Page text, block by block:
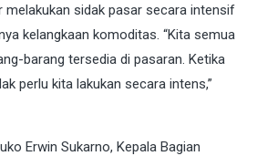
melakukan sidak pasar secara intensif
kelangkaan komoditas. “Kita semua
barang tersedia di pasaran. Ketika
perlu kita lakukan secara intens,”
Erwin Sukarno, Kepala Bagian